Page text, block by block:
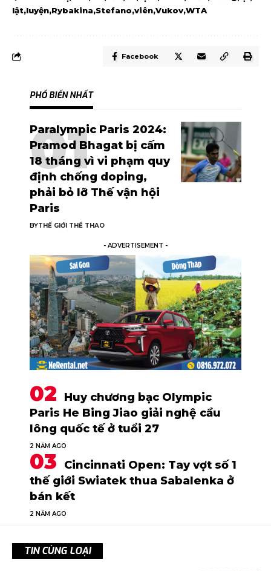
lật luyện Rybakina Stefano viên Vukov WTA
Facebook
PHỔ BIẾN NHẤT
Paralympic Paris 2024:
Pramod Bhagat bị cấm
18 tháng vì vi phạm quy
định chống doping,
phải bỏ lỡ Thế vận hội
Paris
BYTHẾ GIỚI THỂ THAO
- ADVERTISEMENT -
Huy chương bạc Olympic
Paris He Bing Jiao giải nghệ cầu
lông quốc tế ở tuổi 27
2 NĂM AGO
Cincinnati Open: Tay vợt số 1
thế giới Swiatek thua Sabalenka ở
bán kết
2 NĂM AGO
TIN CÙNG LOẠI